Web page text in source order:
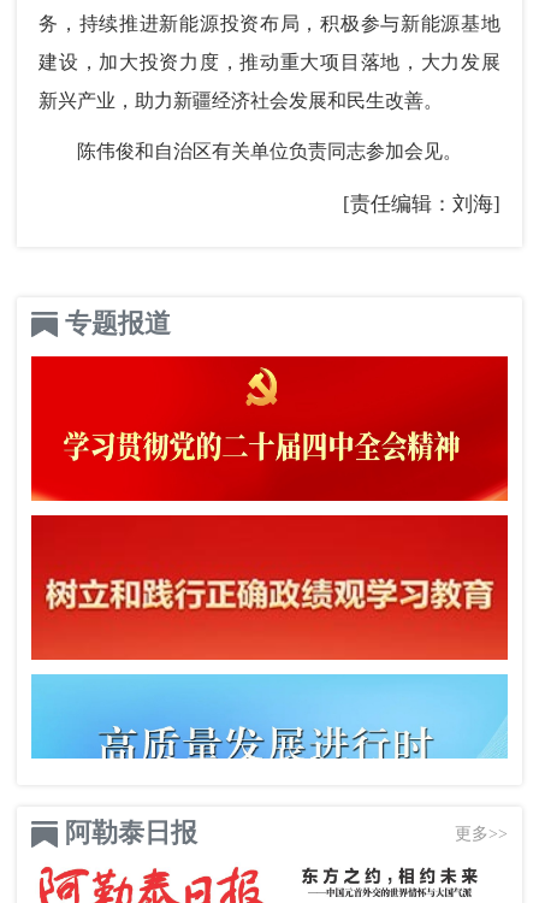
务，持续推进新能源投资布局，积极参与新能源基地
建设，加大投资力度，推动重大项目落地，大力发展
新兴产业，助力新疆经济社会发展和民生改善。
陈伟俊和自治区有关单位负责同志参加会见。
[责任编辑：刘海]
专题报道
阿勒泰日报 更多>>